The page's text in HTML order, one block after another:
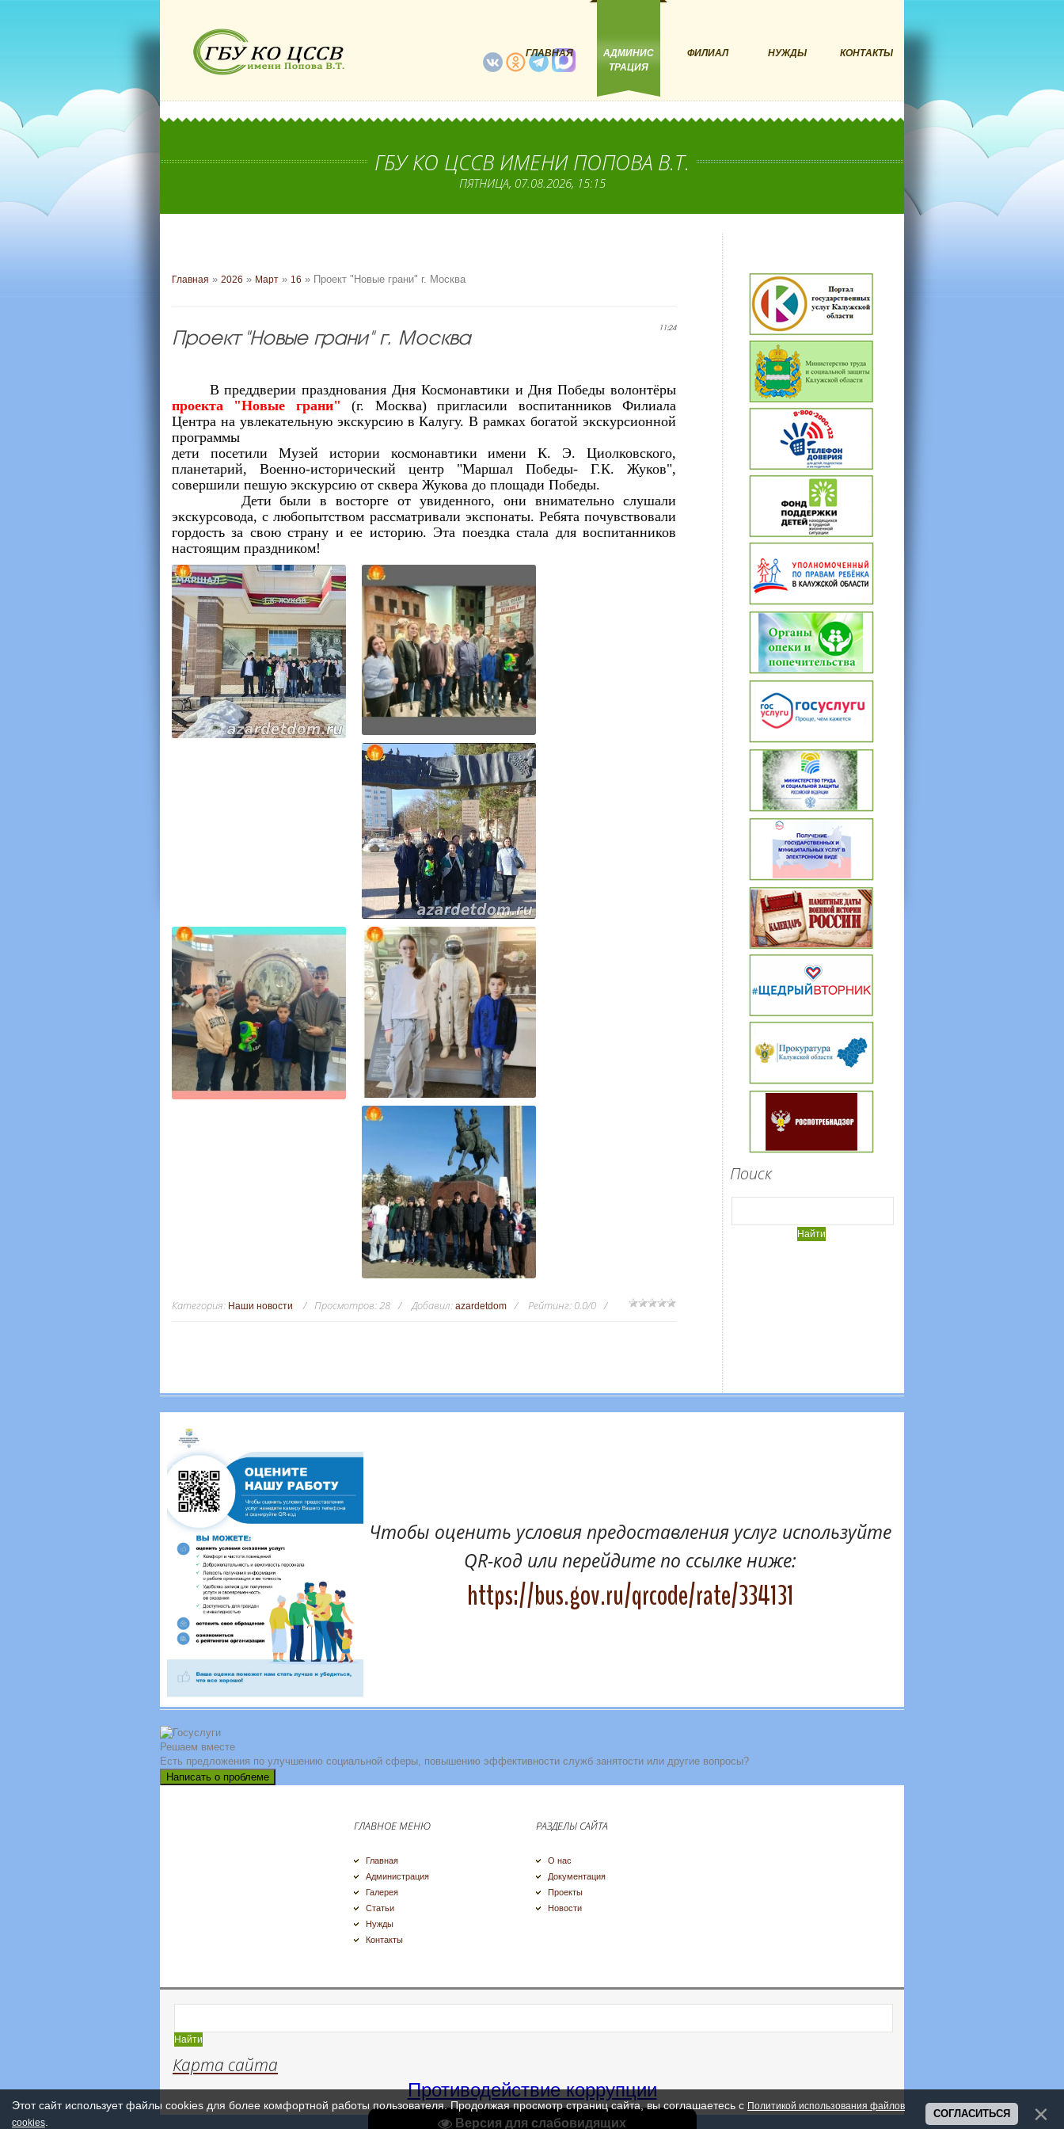
Версия для слабовидящих
ГЛАВНАЯ
АДМИНИС
ТРАЦИЯ
ФИЛИАЛ НУЖДЫ КОНТАКТЫ
ГБУ КО ЦССВ ИМЕНИ ПОПОВА В.Т.
ПЯТНИЦА, 07.08.2026, 15:15
Главная » 2026 » Март » 16 » Проект "Новые грани" г. Москва
11:24
Проект "Новые грани" г. Москва
В преддверии празднования Дня Космонавтики и Дня Победы волонтёры
проекта "Новые грани" (г. Москва) пригласили воспитанников Филиала
Центра на увлекательную экскурсию в Калугу. В рамках богатой экскурсионной
программы
дети посетили Музей истории космонавтики имени К. Э. Циолковского,
планетарий, Военно-исторический центр "Маршал Победы- Г.К. Жуков",
совершили пешую экскурсию от сквера Жукова до площади Победы.
Дети были в восторге от увиденного, они внимательно слушали
экскурсовода, с любопытством рассматривали экспонаты. Ребята почувствовали
гордость за свою страну и ее историю. Эта поездка стала для воспитанников
настоящим праздником!
Категория: Наши новости Просмотров:28 Добавил: azardetdom Рейтинг: 0.0/0
Поиск
Чтобы оценить условия предоставления услуг используйте
QR-код или перейдите по ссылке ниже:
https://bus.gov.ru/qrcode/rate/334131
Решаем вместе
Есть предложения по улучшению социальной сферы, повышению эффективности служб занятости или другие вопросы?
Написать о проблеме
ГЛАВНОЕ МЕНЮ
Главная
Администрация
Галерея
Статьи
Нужды
Контакты
РАЗДЕЛЫ САЙТА
О нас
Документация
Проекты
Новости
Карта сайта
Противодействие коррупции
Этот сайт использует файлы cookies для более комфортной работы пользователя. Продолжая просмотр страниц сайта, вы соглашаетесь с Политикой использования файлов
cookies
СОГЛАСИТЬСЯ